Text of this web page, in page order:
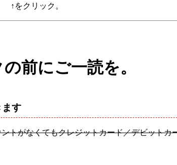
↑をクリック。
前にご一読を。
す
ントがなくてもクレジットカード／デビットカ